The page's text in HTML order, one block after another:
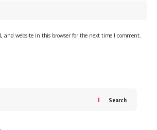
and website in this browser for the next time I comment.
Search